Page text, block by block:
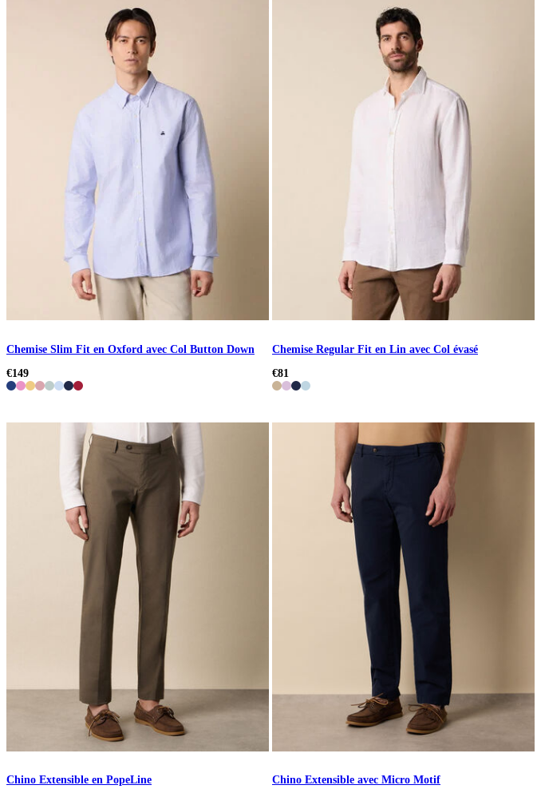
Chemise Slim Fit en Oxford avec Col Button Down
€149
Chemise Regular Fit en Lin avec Col évasé
€81
Chino Extensible en PopeLine
Chino Extensible avec Micro Motif